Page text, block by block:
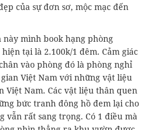
của sự đơn sơ, mộc mạc đến
mình book hạng phòng
tại là 2.100k/1 đêm. Cảm giác
vào phòng đó là phòng nghỉ
Việt Nam với những vật liệu
Nam. Các vật liệu thân quen
bức tranh đông hồ đem lại cho
vẫn rất sang trọng. Có 1 điều mà